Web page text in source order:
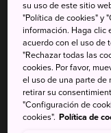
La elegancia
localidad
atracciones
Las gangas
comercial de
Plaza
su uso de este sitio
"Política de cookies" y
información. Haga clic
acuerdo con el uso de
"Rechazar todas las
cookies. Por favor,
el uso de una parte de
retirar su
"Configuración de
cookies". Política de